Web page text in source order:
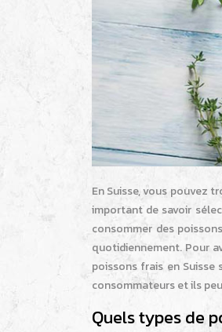
En Suisse, vous pouvez
important de savoir
consommer des
quotidiennement. Pour
poissons frais en
consommateurs et ils
Quels types de